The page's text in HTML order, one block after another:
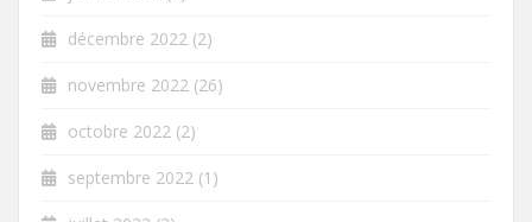
décembre 2022 (2)
novembre 2022 (26)
octobre 2022 (2)
septembre 2022 (1)